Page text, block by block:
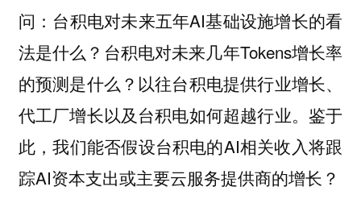
问： 台积电对未来五年AI基础设施增长的看
法是什么？台积电对未来几年Tokens增长率
的预测是什么？以往台积电提供行业增长、
代工厂增长以及台积电如何超越行业。鉴于
此，我们能否假设台积电的AI相关收入将跟
踪AI资本支出或主要云服务提供商的增长？